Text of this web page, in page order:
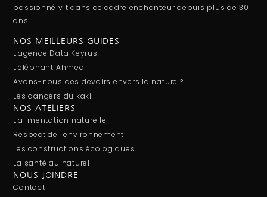
passionné vit dans ce cadre enchanteur depuis plus de 30
ans.
NOS MEILLEURS GUIDES
L'agence Data Keyrus
L'éléphant Ahmed
Avons-nous des devoirs envers la nature ?
Les dangers du kaki
NOS ATELIERS
L'alimentation naturelle
Respect de l'environnement
Les constructions écologiques
La santé au naturel
NOUS JOINDRE
Contact